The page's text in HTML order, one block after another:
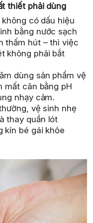
thiết phải dùng
có dấu hiệu
bằng nước sạch
thấm hút – thì việc
không phải bắt
dùng sản phẩm vệ
mất cân bằng pH
nhạy cảm.
vệ sinh nhẹ
thay quần lót
kín bé gái khỏe